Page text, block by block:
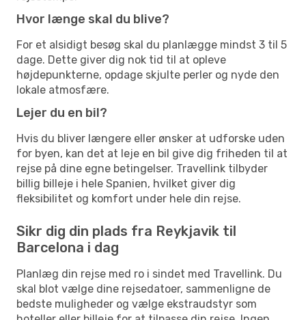
Hvor længe skal du blive?
For et alsidigt besøg skal du planlægge mindst 3 til 5
dage. Dette giver dig nok tid til at opleve
højdepunkterne, opdage skjulte perler og nyde den
lokale atmosfære.
Lejer du en bil?
Hvis du bliver længere eller ønsker at udforske uden
for byen, kan det at leje en bil give dig friheden til at
rejse på dine egne betingelser. Travellink tilbyder
billig billeje i hele Spanien, hvilket giver dig
fleksibilitet og komfort under hele din rejse.
Sikr dig din plads fra Reykjavik til
Barcelona i dag
Planlæg din rejse med ro i sindet med Travellink. Du
skal blot vælge dine rejsedatoer, sammenligne de
bedste muligheder og vælge ekstraudstyr som